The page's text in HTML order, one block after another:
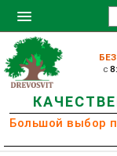
c
Большой выбор